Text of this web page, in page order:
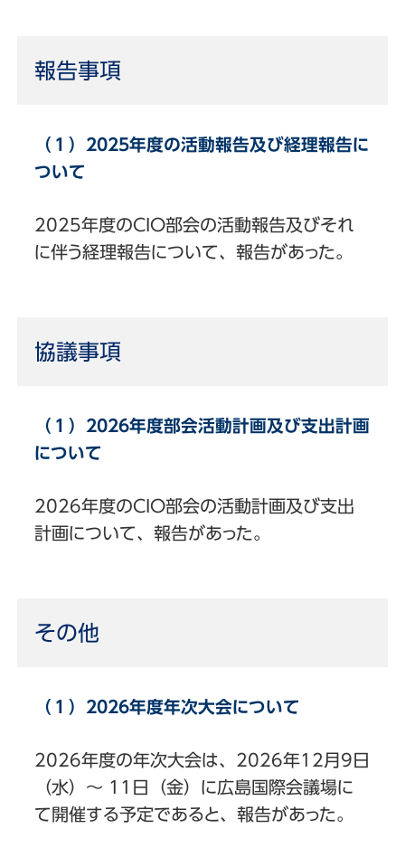
報告事項
（１）2025年度の活動報告及び経理報告に
ついて
2025年度のCIO部会の活動報告及びそれ
に伴う経理報告について、報告があった。
協議事項
（１）2026年度部会活動計画及び支出計画
について
2026年度のCIO部会の活動計画及び支出
計画について、報告があった。
その他
（１）2026年度年次大会について
2026年度の年次大会は、2026年12月9日
（水）～ 11日（金）に広島国際会議場に
て開催する予定であると、報告があった。